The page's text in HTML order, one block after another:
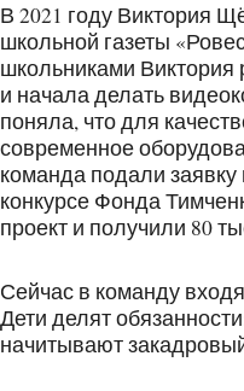
В 2021 году Виктория
школьной газеты
школьниками Виктория
и начала делать
поняла, что для
современное
команда подали заявку
конкурсе Фонда
проект и получили 80
Сейчас в команду
Дети делят
начитывают